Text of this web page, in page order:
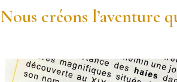
Nous créons l’aventure